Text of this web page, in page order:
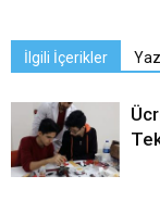
İlgili İçerikler